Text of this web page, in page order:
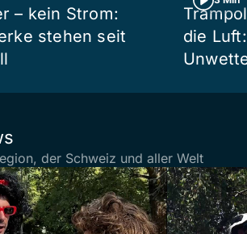
– kein Strom:
stehen seit
die
der Schweiz und aller Welt